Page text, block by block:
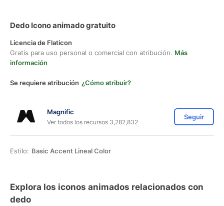
Dedo Icono animado gratuito
Licencia de Flaticon
Gratis para uso personal o comercial con atribución. Más
información
Se requiere atribución ¿Cómo atribuir?
Magnific
Ver todos los recursos 3,282,832
Seguir
Estilo: Basic Accent Lineal Color
Explora los iconos animados relacionados con
dedo